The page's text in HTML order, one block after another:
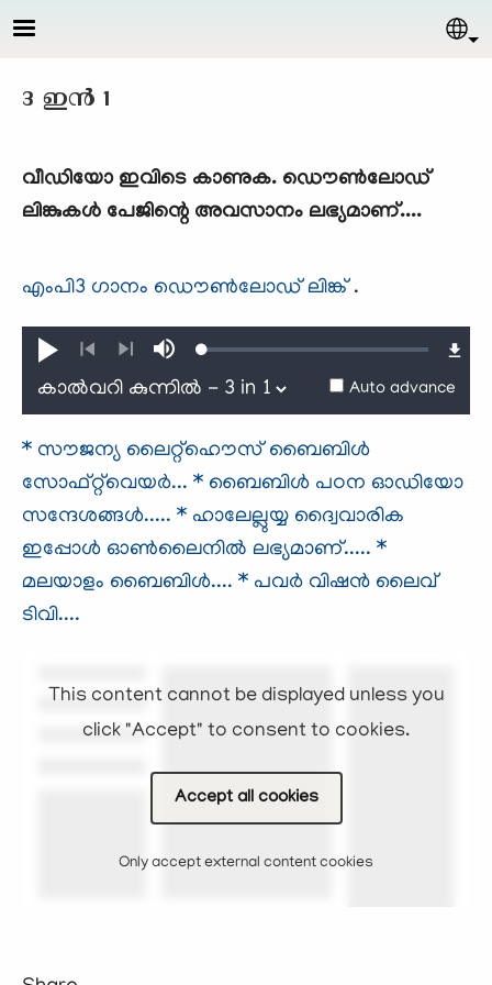
Skip to main content
3 ഇന്‍ 1
വീഡിയോ ഇവിടെ കാണുക. ഡൌണ്‍ലോഡ്
ലിങ്കുകള്‍ പേജിന്റെ അവസാനം ലഭ്യമാണ്....
എംപി3 ഗാനം ഡൌണ്‍ലോഡ് ലിങ്ക്.
Play
PreviousNext
MuteLoaded:
Auto advance
* സൗജന്യ ലൈറ്റ്ഹൌസ് ബൈബിള്‍
സോഫ്റ്റ്‌വെയര്‍... * ബൈബിള്‍ പഠന ഓഡിയോ
സന്ദേശങ്ങള്‍..... * ഹാലേല്ലുയ്യ ദ്വൈവാരിക
ഇപ്പോള്‍ ഓണ്‍ലൈനില്‍ ലഭ്യമാണ്..... *
മലയാളം ബൈബിള്‍.... * പവര്‍ വിഷന്‍ ലൈവ്
ടിവി....
This content cannot be displayed unless you
click "Accept" to consent to cookies.
Accept all cookies
Only accept external content cookies